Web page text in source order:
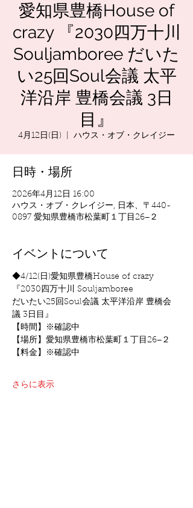
愛知県豊橋House of
crazy 『2030四万十川
Souljamboree だいた
い25回Soul会議 太平
洋沿岸 豊橋会議 3日
目』
4月12日(日) ハウス・オブ・クレイジー
日時・場所
2026年4月12日 16:00
ハウス・オブ・クレイジー, 日本、〒440-
0897 愛知県豊橋市松葉町１丁目26−２
イベントについて
◆4/12(日)愛知県豊橋House of crazy
『2030四万十川 Souljamboree
だいたい25回Soul会議 太平洋沿岸 豊橋会
議 3日目』
【時間】※確認中
【場所】愛知県豊橋市松葉町１丁目26−２
【料金】※確認中
さらに表示